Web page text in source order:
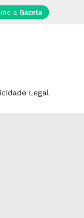
a Gazeta
Legal